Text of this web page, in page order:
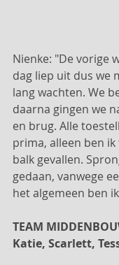
Nienke: "De vorige
dag liep uit dus we
lang wachten. We
daarna gingen we
en brug. Alle
prima, alleen ben
balk gevallen.
gedaan, vanwege
het algemeen ben
TEAM
Katie, Scarlett,